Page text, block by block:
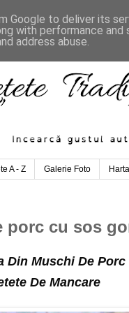
A - Z Galerie Foto
porc cu sos
Din Muschi De Porc
De Mancare
Google to deliver its
with performance
address abuse.